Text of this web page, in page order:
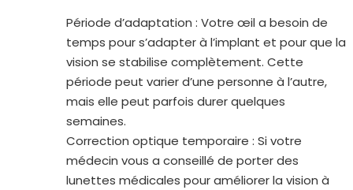
Période d’adaptation : Votre œil a besoin de
temps pour s’adapter à l’implant et pour que la
vision se stabilise complètement. Cette
période peut varier d’une personne à l’autre,
mais elle peut parfois durer quelques
semaines.
Correction optique temporaire : Si votre
médecin vous a conseillé de porter des
lunettes médicales pour améliorer la vision à